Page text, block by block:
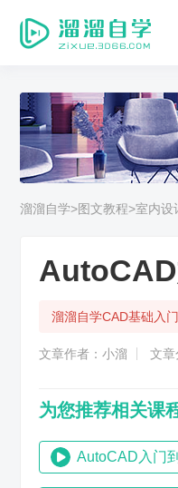
溜溜自学>图文教程>室内设
AutoCAD
溜溜自学CAD基础入
文章作者：小溜 文章
为您推荐相关课
AutoCAD入门